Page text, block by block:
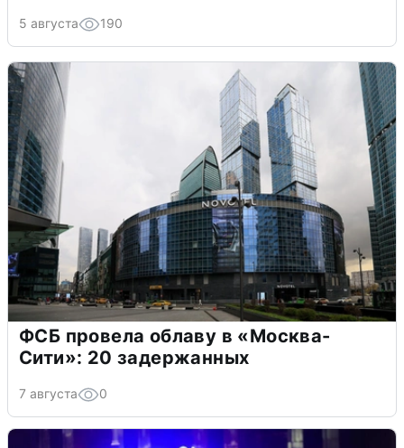
5 августа 190
ФСБ провела облаву в «Москва-
Сити»: 20 задержанных
7 августа 0